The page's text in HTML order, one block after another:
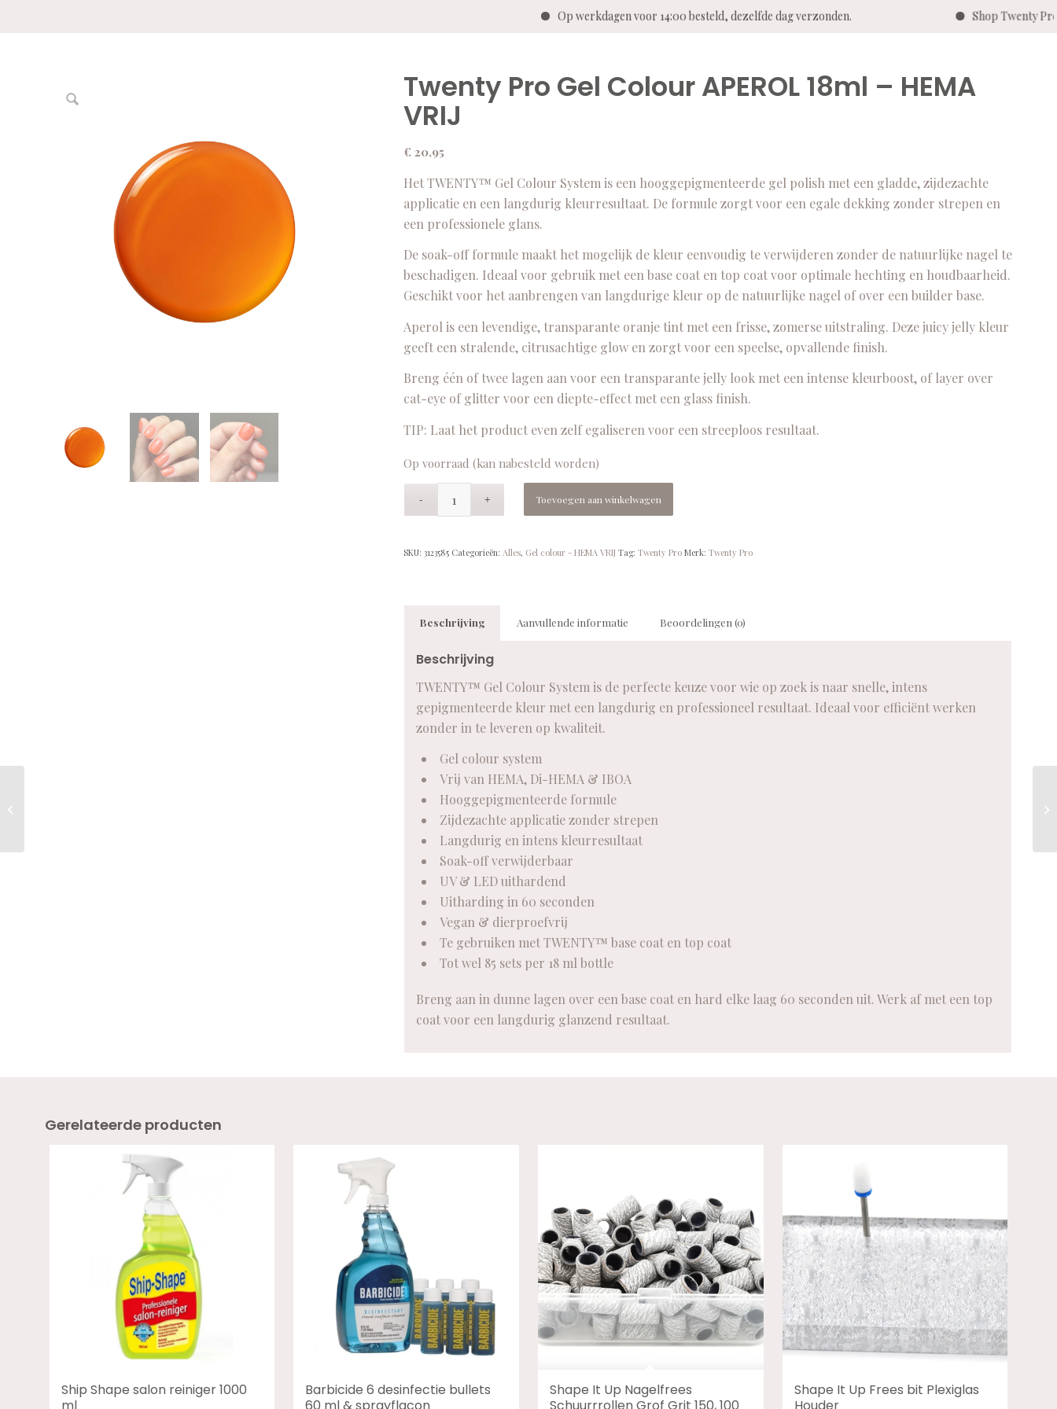
Op werkdagen voor 14:00 besteld, dezelfde dag verzonden. Shop Twenty Pro -
Twenty Pro Gel Colour APEROL 18ml – HEMA
VRIJ
€ 20,95
Het TWENTY™ Gel Colour System is een hooggepigmenteerde gel polish met een gladde, zijdezachte
applicatie en een langdurig kleurresultaat. De formule zorgt voor een egale dekking zonder strepen en
een professionele glans.
De soak-off formule maakt het mogelijk de kleur eenvoudig te verwijderen zonder de natuurlijke nagel te
beschadigen. Ideaal voor gebruik met een base coat en top coat voor optimale hechting en houdbaarheid.
Geschikt voor het aanbrengen van langdurige kleur op de natuurlijke nagel of over een builder base.
Aperol is een levendige, transparante oranje tint met een frisse, zomerse uitstraling. Deze juicy jelly kleur
geeft een stralende, citrusachtige glow en zorgt voor een speelse, opvallende finish.
Breng één of twee lagen aan voor een transparante jelly look met een intense kleurboost, of layer over
cat-eye of glitter voor een diepte-effect met een glass finish.
TIP: Laat het product even zelf egaliseren voor een streeploos resultaat.
Op voorraad (kan nabesteld worden)
Toevoegen aan winkelwagen
SKU: 3123585 Categorieën: Alles, Gel colour - HEMA VRIJ Tag: Twenty Pro Merk: Twenty Pro
Beschrijving Aanvullende informatie Beoordelingen (0)
Beschrijving
TWENTY™ Gel Colour System is de perfecte keuze voor wie op zoek is naar snelle, intens
gepigmenteerde kleur met een langdurig en professioneel resultaat. Ideaal voor efficiënt werken
zonder in te leveren op kwaliteit.
Gel colour system
Vrij van HEMA, Di-HEMA & IBOA
Hooggepigmenteerde formule
Zijdezachte applicatie zonder strepen
Langdurig en intens kleurresultaat
Soak-off verwijderbaar
UV & LED uithardend
Uitharding in 60 seconden
Vegan & dierproefvrij
Te gebruiken met TWENTY™ base coat en top coat
Tot wel 85 sets per 18 ml bottle
Breng aan in dunne lagen over een base coat en hard elke laag 60 seconden uit. Werk af met een top
coat voor een langdurig glanzend resultaat.
Gerelateerde producten
Ship Shape salon reiniger 1000
Barbicide 6 desinfectie bullets
Shape It Up Nagelfrees
Shape It Up Frees bit Plexiglas